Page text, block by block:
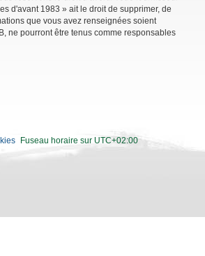
d'avant 1983 » ait le droit de supprimer, de
que vous avez renseignées soient
ne pourront être tenus comme responsables
Fuseau horaire sur UTC+02:00